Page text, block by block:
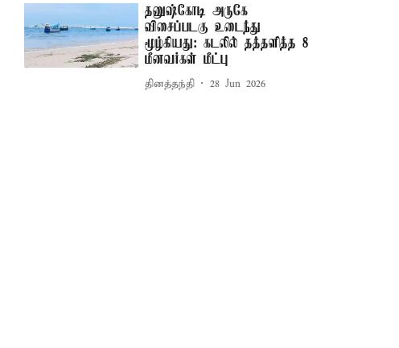
தனுஷ்கோடி அருகே
விசைப்படகு உடைந்து
மூழ்கியது: கடலில் தத்தளித்த 8
மீனவர்கள் மீட்பு
தினத்தந்தி 28 Jun 2026